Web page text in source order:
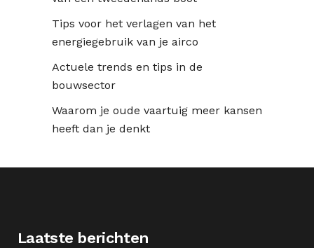
Tips voor het verlagen van het
energiegebruik van je airco
Actuele trends en tips in de
bouwsector
Waarom je oude vaartuig meer kansen
heeft dan je denkt
Laatste berichten